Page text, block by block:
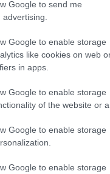
Google to send me
Google to enable storage
like cookies on web
in apps.
Google to enable storage
of the website or
Google to enable storage
Google to enable storage
FORMA-1
Verstappen útjába a
a csatlakozás
elárulta, hogy
a felkészülést a